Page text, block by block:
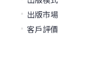
出版市場
客戶評價